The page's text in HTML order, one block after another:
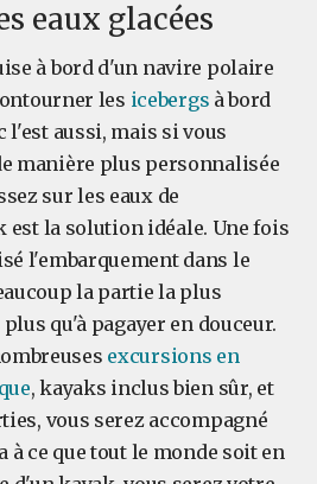
eaux glacées
à bord d'un navire polaire
les icebergs à bord
l'est aussi, mais si vous
manière plus personnalisée
sur les eaux de
est la solution idéale. Une fois
l'embarquement dans le
la partie la plus
qu'à pagayer en douceur.
excursions en
, kayaks inclus bien sûr, et
vous serez accompagné
ce que tout le monde soit en